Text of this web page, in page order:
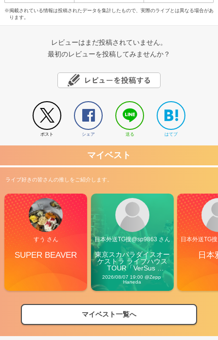
※掲載されている情報は投稿されたデータを集計したもので、実際のライブとは異なる場合があ
ります。
レビューはまだ投稿されていません。
最初のレビューを投稿してみませんか？
ポスト シェア 送る はてブ
マイベスト
ライブ好きの皆さんの推しをご紹介します。
すう さん
SUPER BEAVER
日本外送TG搜@sp9863 さん
東京スカパラダイスオー
ケストラ ライブハウス
TOUR「VerSus
Carnival」
2026/08/07 19:00 @Zepp
Haneda
日本外送TG
日本
マイベスト一覧へ
【ライブ動員ランキング】2026年上半期編発表！
【フェス特集2026】フェス情報はここから！